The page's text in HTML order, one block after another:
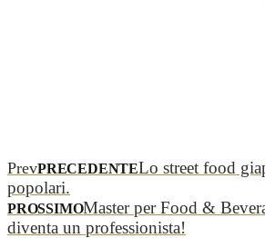
PrevPRECEDENTELo street food
popolari.
PROSSIMOMaster per Food &
diventa un professionista!